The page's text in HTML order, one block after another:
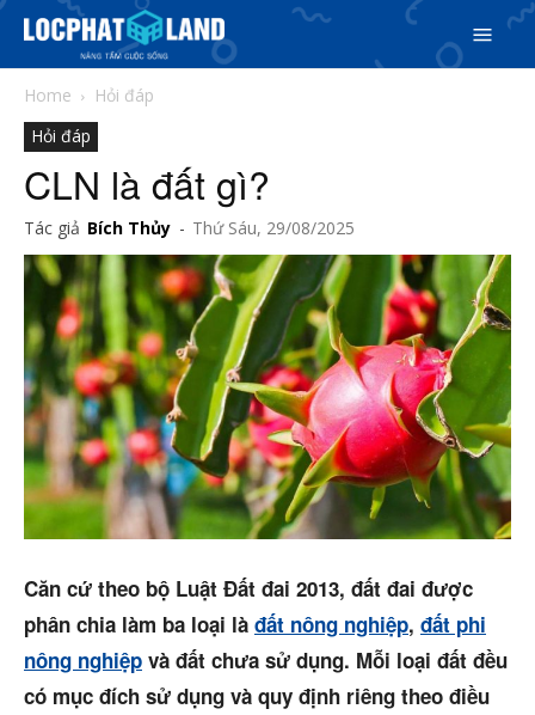
Search
Search
5/5(16 Reviews)
Phiên bản cập nhật V3
& tìm kiếm nhanh chóng hơn
Trang chủ
Dự án
Cho thuê
Thị trường
Home
Hỏi đáp
Hỏi đáp
CLN là đất gì?
Tác giả Bích Thủy - Thứ Sáu, 29/08/2025
Căn cứ theo bộ Luật Đất đai 2013, đất đai được
phân chia làm ba loại là đất nông nghiệp, đất phi
nông nghiệp và đất chưa sử dụng. Mỗi loại đất đều
có mục đích sử dụng và quy định riêng theo điều